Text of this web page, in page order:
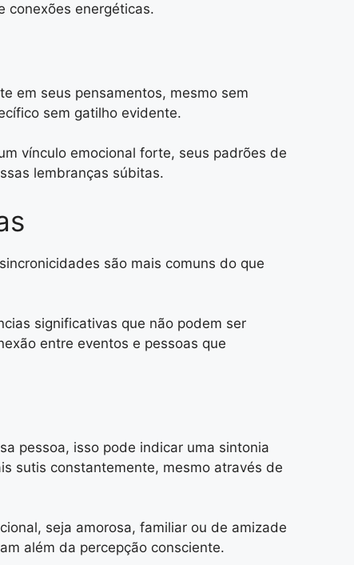
conexões energéticas.
em seus pensamentos, mesmo sem
sem gatilho evidente.
vínculo emocional forte, seus padrões de
lembranças súbitas.
são mais comuns do que
significativas que não podem ser
entre eventos e pessoas que
pessoa, isso pode indicar uma sintonia
sutis constantemente, mesmo através de
seja amorosa, familiar ou de amizade
além da percepção consciente.